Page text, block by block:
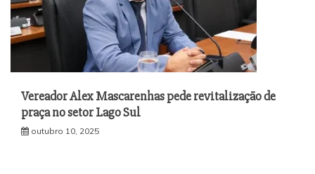
Vereador Alex Mascarenhas pede revitalização de
praça no setor Lago Sul
outubro 10, 2025